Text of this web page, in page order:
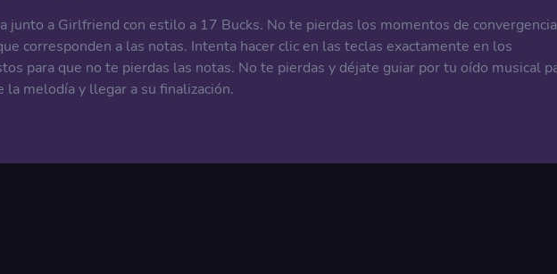
junto a Girlfriend con estilo a 17 Bucks. No te pierdas los momentos de convergencia
corresponden a las notas. Intenta hacer clic en las teclas exactamente en los
para que no te pierdas las notas. No te pierdas y déjate guiar por tu oído musical
melodía y llegar a su finalización.